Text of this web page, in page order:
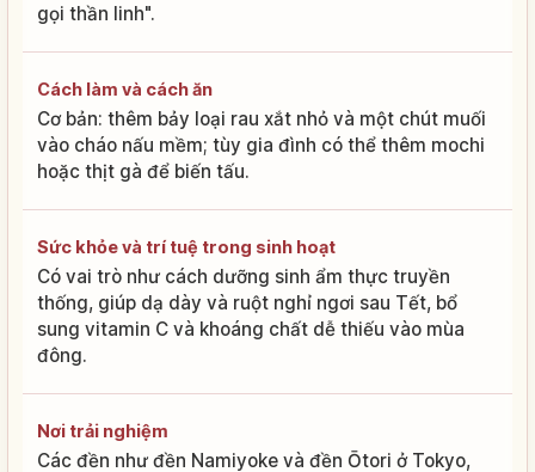
gọi thần linh".
Cách làm và cách ăn
Cơ bản: thêm bảy loại rau xắt nhỏ và một chút muối
vào cháo nấu mềm; tùy gia đình có thể thêm mochi
hoặc thịt gà để biến tấu.
Sức khỏe và trí tuệ trong sinh hoạt
Có vai trò như cách dưỡng sinh ẩm thực truyền
thống, giúp dạ dày và ruột nghỉ ngơi sau Tết, bổ
sung vitamin C và khoáng chất dễ thiếu vào mùa
đông.
Nơi trải nghiệm
Các đền như đền Namiyoke và đền Ōtori ở Tokyo,